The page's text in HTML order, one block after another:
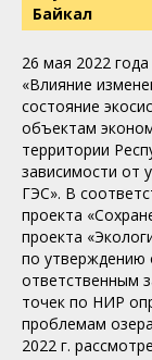
Байкал
26 мая 2022
«Влияние
состояние
объектам
территории
зависимости от
ГЭС». В
проекта
проекта
по утверждению
ответственным
точек по НИР
проблемам
2022 г.